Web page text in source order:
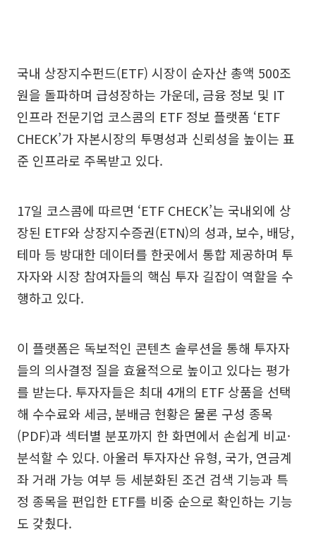
국내 상장지수펀드(ETF) 시장이 순자산 총액 500조
원을 돌파하며 급성장하는 가운데, 금융 정보 및 IT
인프라 전문기업 코스콤의 ETF 정보 플랫폼 ‘ETF
CHECK’가 자본시장의 투명성과 신뢰성을 높이는 표
준 인프라로 주목받고 있다.
17일 코스콤에 따르면 ‘ETF CHECK’는 국내외에 상
장된 ETF와 상장지수증권(ETN)의 성과, 보수, 배당,
테마 등 방대한 데이터를 한곳에서 통합 제공하며 투
자자와 시장 참여자들의 핵심 투자 길잡이 역할을 수
행하고 있다.
이 플랫폼은 독보적인 콘텐츠 솔루션을 통해 투자자
들의 의사결정 질을 효율적으로 높이고 있다는 평가
를 받는다. 투자자들은 최대 4개의 ETF 상품을 선택
해 수수료와 세금, 분배금 현황은 물론 구성 종목
(PDF)과 섹터별 분포까지 한 화면에서 손쉽게 비교·
분석할 수 있다. 아울러 투자자산 유형, 국가, 연금계
좌 거래 가능 여부 등 세분화된 조건 검색 기능과 특
정 종목을 편입한 ETF를 비중 순으로 확인하는 기능
도 갖췄다.